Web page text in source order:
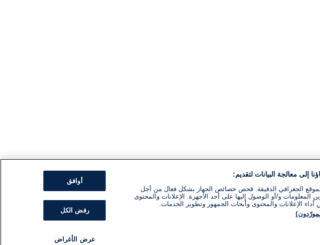
إلى معالجة البيانات لتقديم:
الجغرافي الدقيقة. فحص خصائص الجهاز بشكل فعال من أجل
المعلومات و/أو الوصول إليها على أحد الأجهزة. الإعلانات والمحتوى
الإعلانات والمحتوى وأبحاث الجمهور وتطوير الخدمات.
أوافق
رفض الكل
عرض الأغراض